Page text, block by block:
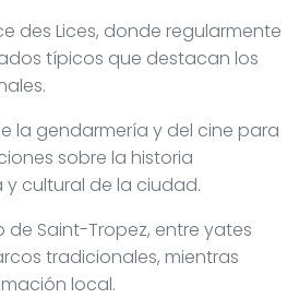
des Lices, donde regularmente
típicos que destacan los
la gendarmería y del cine para
sobre la historia
cultural de la ciudad.
de Saint-Tropez, entre yates
tradicionales, mientras
local.